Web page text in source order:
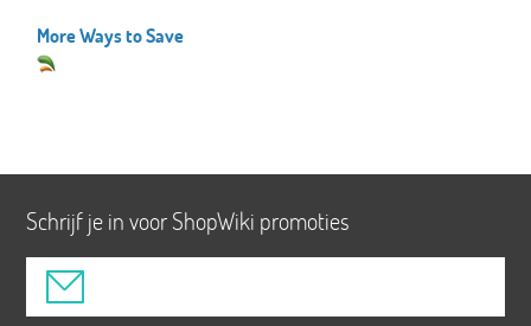
More Ways to Save
Schrijf je in voor ShopWiki promoties